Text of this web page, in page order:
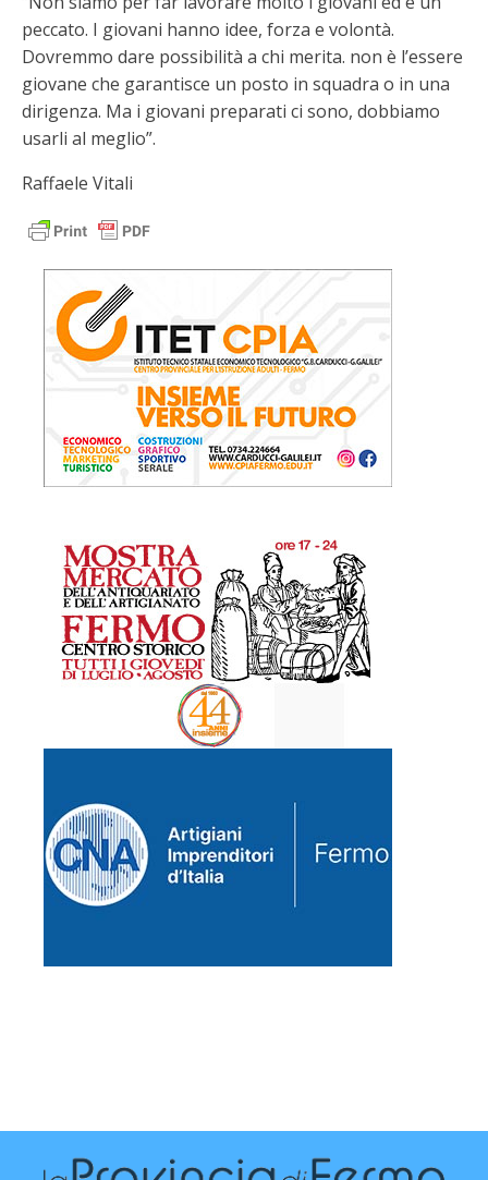
peccato. I giovani hanno idee, forza e volontà.
Dovremmo dare possibilità a chi merita. non è l’essere
giovane che garantisce un posto in squadra o in una
dirigenza. Ma i giovani preparati ci sono, dobbiamo
usarli al meglio”.
Raffaele Vitali